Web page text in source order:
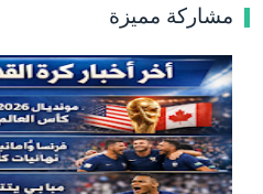
مشاركة مميزة